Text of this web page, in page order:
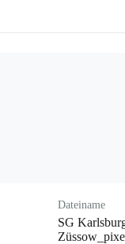
Dateiname
SG